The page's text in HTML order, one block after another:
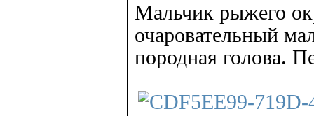
Мальчик рыжего
очаровательный
породная голова.